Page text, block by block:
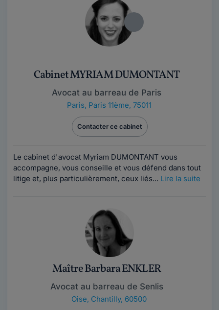
Cabinet MYRIAM DUMONTANT
Avocat au barreau de Paris
Paris, Paris 11ème, 75011
Contacter ce cabinet
Le cabinet d'avocat Myriam DUMONTANT vous
accompagne, vous conseille et vous défend dans tout
litige et, plus particulièrement, ceux liés... Lire la suite
Maître Barbara ENKLER
Avocat au barreau de Senlis
Oise, Chantilly, 60500